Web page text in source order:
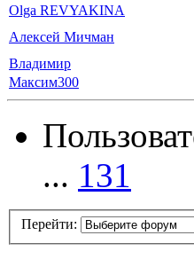
Olga REVYAKINA
Алексей Мичман
Владимир
Максим300
... 131
Перейти: